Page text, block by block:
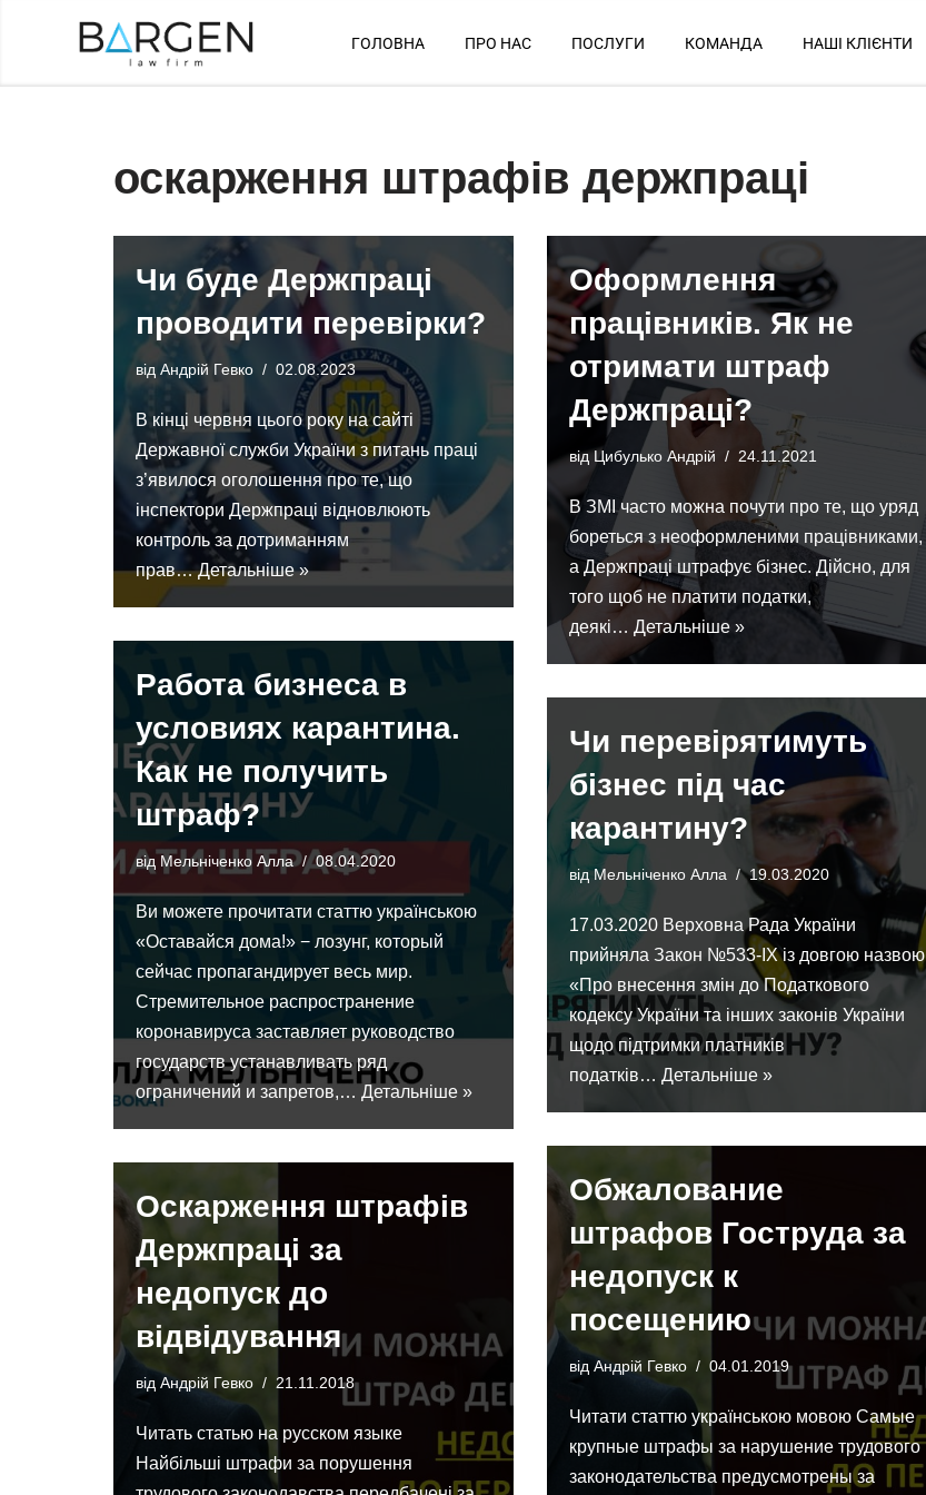
ГОЛОВНА ПРО НАС ПОСЛУГИ КОМАНДА НАШІ КЛІЄНТИ
оскарження штрафів держпраці
Чи буде Держпраці
проводити перевірки?
від Андрій Гевко 02.08.2023
В кінці червня цього року на сайті
Державної служби України з питань праці
з’явилося оголошення про те, що
інспектори Держпраці відновлюють
контроль за дотриманням
прав…Детальніше »
Оформлення
працівників. Як не
отримати штраф
Держпраці?
відЦибулько Андрій 24.11.2021
В ЗМІ часто можна почути про те, що уряд
бореться з неоформленими працівниками,
а Держпраці штрафує бізнес. Дійсно, для
того щоб не платити податки,
деякі… Детальніше »
Работа бизнеса в
условиях карантина.
Как не получить
штраф?
від Мельніченко Алла 08.04.2020
Ви можете прочитати статтю українською
«Оставайся дома!» − лозунг, который
сейчас пропагандирует весь мир.
Стремительное распространение
коронавируса заставляет руководство
государств устанавливать ряд
ограничений и запретов,… Детальніше »
Чи перевірятимуть
бізнес під час
карантину?
відМельніченко Алла 19.03.2020
17.03.2020 Верховна Рада України
прийняла Закон №533-IX із довгою назвою
«Про внесення змін до Податкового
кодексу України та інших законів України
щодо підтримки платників
податків… Детальніше »
Обжалование
штрафов Гоструда за
недопуск к
посещению
від Андрій Гевко 04.01.2019
Читати статтю українською мовою Самые
крупные штрафы за нарушение трудового
законодательства предусмотрены за
Оскарження штрафів
Держпраці за
недопуск до
відвідування
від Андрій Гевко 21.11.2018
Читать статью на русском языке
Найбільші штрафи за порушення